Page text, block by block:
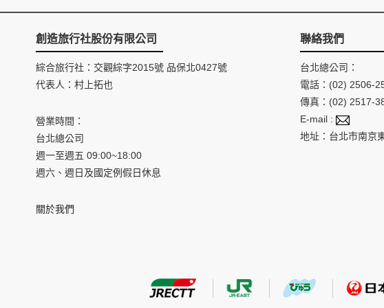
創造旅行社股份有限公司
綜合旅行社：交觀綜字2015號 品保北0427號
代表人：村上拓也
營業時間：
台北總公司
週一至週五 09:00~18:00
週六、週日及國定例假日休息
關於我們
聯絡我們
台北總公司：
電話：(02) 2506-
傳真：(02) 2517-
E-mail :
地址：台北市南京